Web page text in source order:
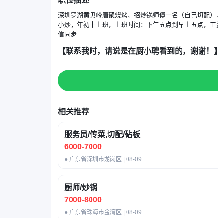
深圳罗湖黄贝岭唐聚烧烤，招炒锅师傅一名（自己切配
小炒，年初十上班，上班时间：下午五点到早上五点，
信同步
【联系我时，请说是在厨小聘看到的，谢谢！
相关推荐
服务员/传菜,切配/砧板
6000-7000
● 广东省深圳市龙岗区 | 08-09
厨师/炒锅
7000-8000
● 广东省珠海市金湾区 | 08-09